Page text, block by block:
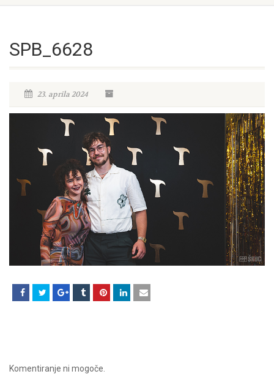
SPB_6628
23. aprila 2024
Komentiranje ni mogoče.